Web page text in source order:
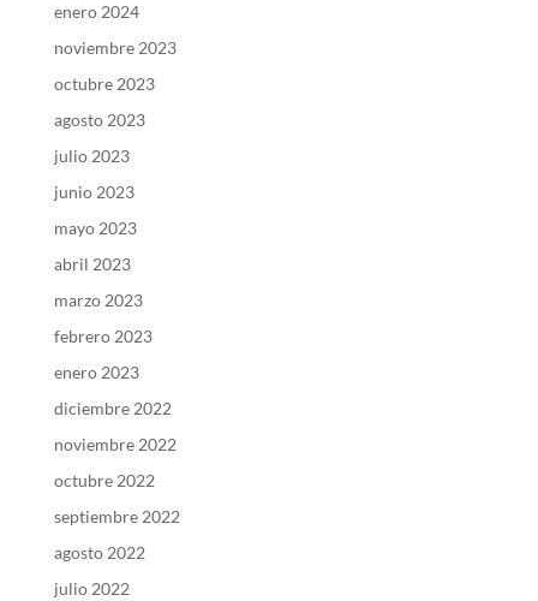
enero 2024
noviembre 2023
octubre 2023
agosto 2023
julio 2023
junio 2023
mayo 2023
abril 2023
marzo 2023
febrero 2023
enero 2023
diciembre 2022
noviembre 2022
octubre 2022
septiembre 2022
agosto 2022
julio 2022